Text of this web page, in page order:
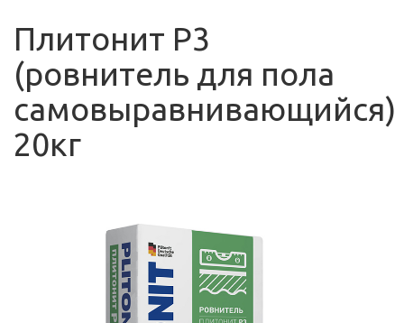
Плитонит Р3
(ровнитель для пола
самовыравнивающийся)
20кг